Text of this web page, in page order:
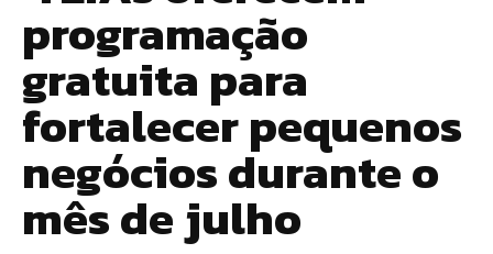
programação
gratuita para
fortalecer pequenos
negócios durante o
mês de julho